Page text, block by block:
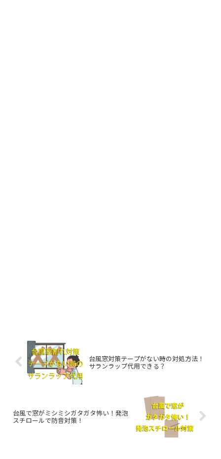
台風窓対策テープがない時の対処方法！
サランラップ代用できる？
台風で窓がミシミシガタガタ怖い！発泡
スチロールで防音対策！